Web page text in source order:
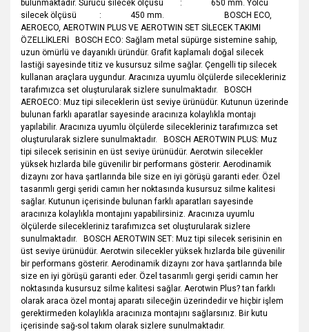
bulunmaktadır. Sürücü silecek ölçüsü : 650 mm. Yolcu
silecek ölçüsü : 450 mm. BOSCH ECO,
AEROECO, AEROTWIN PLUS VE AEROTWIN SET SİLECEK TAKIMI
ÖZELLİKLERİ BOSCH ECO: Sağlam metal süpürge sistemine sahip,
uzun ömürlü ve dayanıklı üründür. Grafit kaplamalı doğal silecek
lastiği sayesinde titiz ve kusursuz silme sağlar. Çengelli tip silecek
kullanan araçlara uygundur. Aracınıza uyumlu ölçülerde silecekleriniz
tarafımızca set oluşturularak sizlere sunulmaktadır. BOSCH
AEROECO: Muz tipi sileceklerin üst seviye ürünüdür. Kutunun üzerinde
bulunan farklı aparatlar sayesinde aracınıza kolaylıkla montajı
yapılabilir. Aracınıza uyumlu ölçülerde silecekleriniz tarafımızca set
oluşturularak sizlere sunulmaktadır. BOSCH AEROTWIN PLUS: Muz
tipi silecek serisinin en üst seviye ürünüdür. Aerotwin silecekler
yüksek hızlarda bile güvenilir bir performans gösterir. Aerodinamik
dizaynı zor hava şartlarında bile size en iyi görüşü garanti eder. Özel
tasarımlı gergi şeridi camın her noktasında kusursuz silme kalitesi
sağlar. Kutunun içerisinde bulunan farklı aparatları sayesinde
aracınıza kolaylıkla montajını yapabilirsiniz. Aracınıza uyumlu
ölçülerde silecekleriniz tarafımızca set oluşturularak sizlere
sunulmaktadır. BOSCH AEROTWIN SET: Muz tipi silecek serisinin en
üst seviye ürünüdür. Aerotwin silecekler yüksek hızlarda bile güvenilir
bir performans gösterir. Aerodinamik dizaynı zor hava şartlarında bile
size en iyi görüşü garanti eder. Özel tasarımlı gergi şeridi camın her
noktasında kusursuz silme kalitesi sağlar. Aerotwin Plus? tan farklı
olarak araca özel montaj aparatı sileceğin üzerindedir ve hiçbir işlem
gerektirmeden kolaylıkla aracınıza montajını sağlarsınız. Bir kutu
içerisinde sağ-sol takım olarak sizlere sunulmaktadır.